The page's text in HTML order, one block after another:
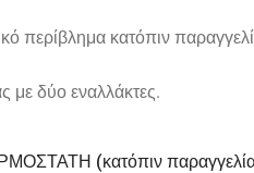
περίβλημα κατόπιν
με δύο εναλλάκτες.
(κατόπιν